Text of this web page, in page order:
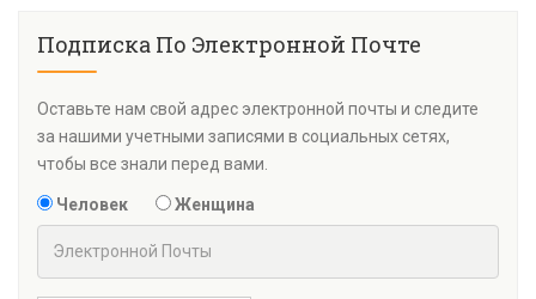
Подписка По Электронной Почте
Оставьте нам свой адрес электронной почты и следите
за нашими учетными записями в социальных сетях,
чтобы все знали перед вами.
Человек Женщина